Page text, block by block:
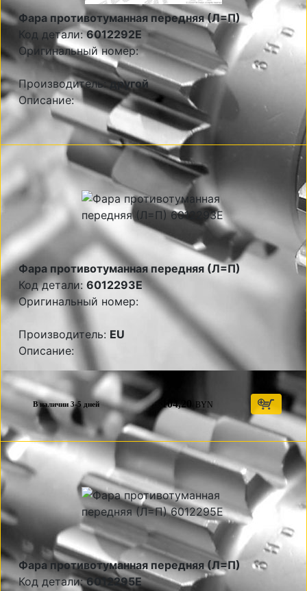
Фара противотуманная передняя (Л=П)
Код детали:6012292E
Оригинальный номер:
Производитель: другой
Описание:
Фара противотуманная передняя (Л=П)
Код детали: 6012293E
Оригинальный номер:
Производитель: EU
Описание:
В наличии 3-5 дней 104,20 BYN
Фара противотуманная передняя (Л=П)
Код детали:6012295E